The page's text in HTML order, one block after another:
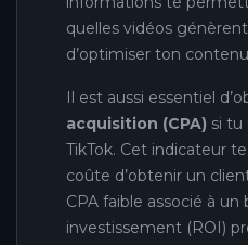
quelles vidéos
d’optimiser ton
Il est aussi essentiel
acquisition (CPA) si tu
TikTok. Cet indicateur
coûte d’obtenir un
CPA faible associé à
investissement (ROI)